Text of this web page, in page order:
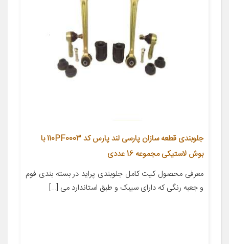
جلوبندی قطعه سازان پارسی لند پارس کد 110PF0003 با
بوش لاستیکی مجموعه 16 عددی
معرفی محصول کیت کامل جلوبندی پراید در بسته بندی فوم
و جعبه رنگی که دارای سیبک و طبق استاندارد می […]